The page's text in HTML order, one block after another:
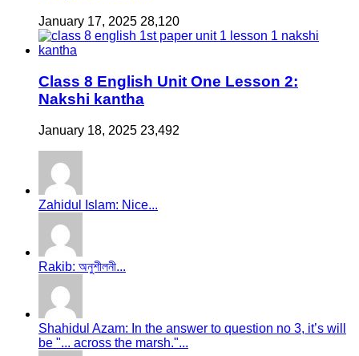
January 17, 2025 28,120
Class 8 English Unit One Lesson 2:
Nakshi kantha
January 18, 2025 23,492
Zahidul Islam: Nice...
Rakib: অনুশীলনী...
Shahidul Azam: In the answer to question no 3, it’s will
be "... across the marsh."...